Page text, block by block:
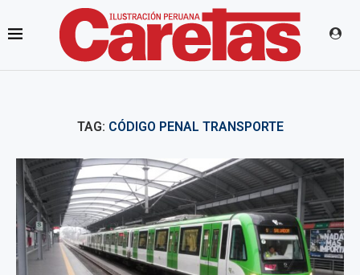
TAG: CÓDIGO PENAL TRANSPORTE